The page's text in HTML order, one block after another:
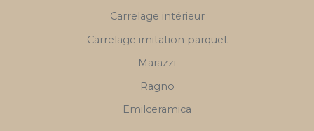
Carrelage intérieur
Carrelage imitation parquet
Marazzi
Ragno
Emilceramica